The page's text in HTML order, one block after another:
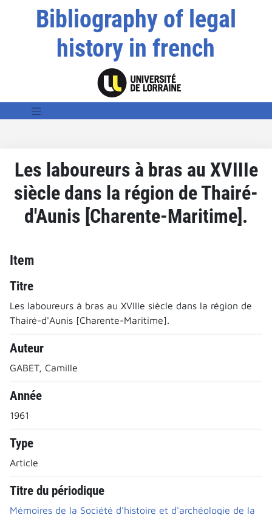
Bibliography of legal
history in french
Les laboureurs à bras au XVIIIe
siècle dans la région de Thairé-
d'Aunis [Charente-Maritime].
Item
Titre
Les laboureurs à bras au XVIIIe siècle dans la région de
Thairé-d'Aunis [Charente-Maritime].
Auteur
GABET, Camille
Année
1961
Type
Article
Titre du périodique
Mémoires de la Société d'histoire et d'archéologie de la